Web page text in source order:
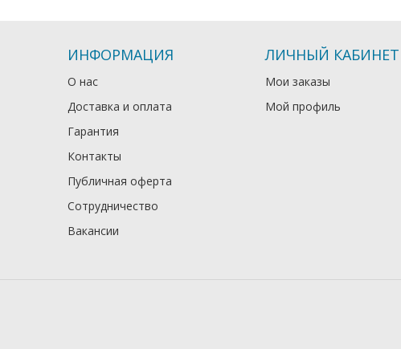
ИНФОРМАЦИЯ
О нас
Доставка и оплата
Гарантия
Контакты
Публичная оферта
Сотрудничество
Вакансии
ЛИЧНЫЙ КАБИНЕТ
Мои заказы
Мой профиль